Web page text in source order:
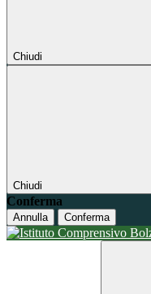
Chiudi
Chiudi
Conferma
Annulla Conferma